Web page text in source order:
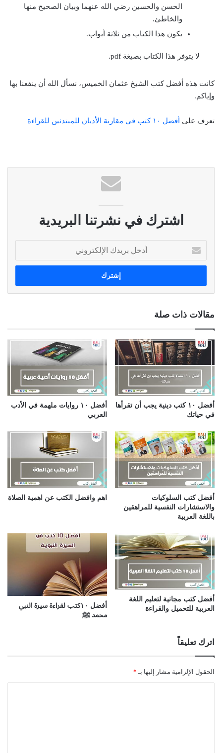
الحسن والحسين رضي الله عنهما وبيان الصحيح منها
والخاطئ.
يكون هذا الكتاب من ثلاثة أبواب.
لا يتوفر هذا الكتاب بصيغة pdf.
كانت هذه أفضل كتب الشيخ عثمان الخميس، نسأل الله أن ينفعنا بها
وإياكم.
تعرف على أفضل ١٠ كتب في مقارنة الأديان للمبتدئين للقراءة
اشترك في نشرتنا البريدية
خ
ب
د
ك
ا
ل
ت
ي
مقالات ذات صلة
أفضل ١٠ كتب دينية يجب أن تقرأها
في حياتك
أفضل ١٠ روايات ملهمة في الأدب
العربي
أفضل كتب السلوكيات
والاستشارات النفسية للمراهقين
باللغة العربية
اهم وافضل الكتب عن اهمية الصلاة
أفضل كتب مجانية لتعليم اللغة
العربية للتحميل والقراءة
أفضل ١٠كتب لقراءة سيرة النبي
محمد ﷺ
اترك تعليقاً
الحقول الإلزامية مشار إليها بـ *